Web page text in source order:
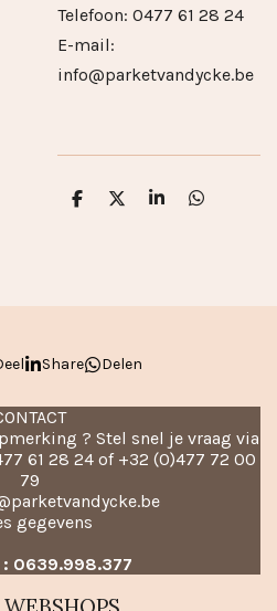
Telefoon: 0477 61 28 24
E-mail:
info@parketvandycke.be
D
D
S
D
Share Delen
? Stel snel je vraag via
61 28 24 of +32 (0)477 72 00
79
gegevens
: 0639.998.377